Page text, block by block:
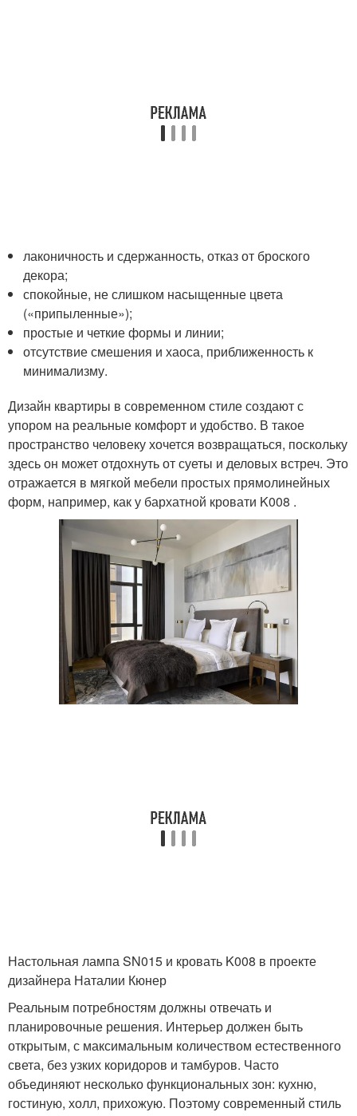
лаконичность и сдержанность, отказ от броского
декора;
спокойные, не слишком насыщенные цвета
(«припыленные»);
простые и четкие формы и линии;
отсутствие смешения и хаоса, приближенность к
минимализму.
Дизайн квартиры в современном стиле создают с
упором на реальные комфорт и удобство. В такое
пространство человеку хочется возвращаться, поскольку
здесь он может отдохнуть от суеты и деловых встреч. Это
отражается в мягкой мебели простых прямолинейных
форм, например, как у бархатной кровати K008 .
Настольная лампа SN015 и кровать K008 в проекте
дизайнера Наталии Кюнер
Реальным потребностям должны отвечать и
планировочные решения. Интерьер должен быть
открытым, с максимальным количеством естественного
света, без узких коридоров и тамбуров. Часто
объединяют несколько функциональных зон: кухню,
гостиную, холл, прихожую. Поэтому современный стиль